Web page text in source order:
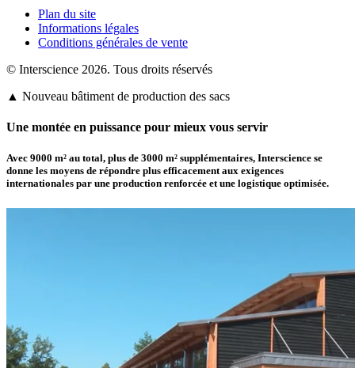
Plan du site
Informations légales
Conditions générales de vente
© Interscience 2026. Tous droits réservés
▲ Nouveau bâtiment de production des sacs
Une montée en puissance pour mieux vous servir
Avec 9000 m² au total, plus de 3000 m² supplémentaires, Interscience se
donne les moyens de répondre plus efficacement aux exigences
internationales par une production renforcée et une logistique optimisée.